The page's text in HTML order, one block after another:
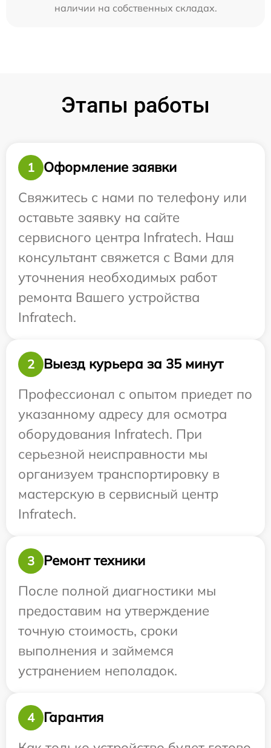
наличии на собственных складах.
Этапы работы
1
Оформление заявки
Свяжитесь с нами по телефону или
оставьте заявку на сайте
сервисного центра Infratech. Наш
консультант свяжется с Вами для
уточнения необходимых работ
ремонта Вашего устройства
Infratech.
2
Выезд курьера за 35 минут
Профессионал с опытом приедет по
указанному адресу для осмотра
оборудования Infratech. При
серьезной неисправности мы
организуем транспортировку в
мастерскую в сервисный центр
Infratech.
3
Ремонт техники
После полной диагностики мы
предоставим на утверждение
точную стоимость, сроки
выполнения и займемся
устранением неполадок.
4
Гарантия